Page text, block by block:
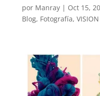
por Manray| Oct 15,
Blog, Fotografía, VISION